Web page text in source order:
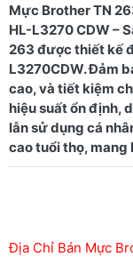
Mực Brother TN
HL-L3270 CDW –
263 được thiết kế
L3270CDW. Đảm
cao, và tiết kiệm
hiệu suất ổn định,
lẫn sử dụng cá
Địa Chỉ Bán Mực